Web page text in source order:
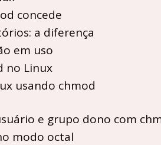
concede
a diferença
em uso
no Linux
usando chmod
e grupo dono com
modo octal